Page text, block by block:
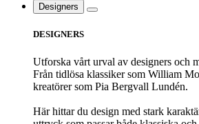
Designers
DESIGNERS
Utforska vårt urval av designers och
Från tidlösa klassiker som William
kreatörer som Pia Bergvall Lundén.
Här hittar du design med stark